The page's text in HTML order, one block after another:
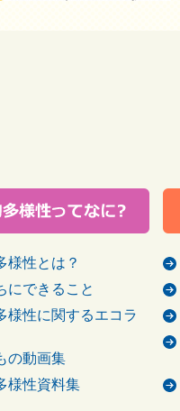
様性とは？
にできること
様性に関するエコラ
の動画集
様性資料集